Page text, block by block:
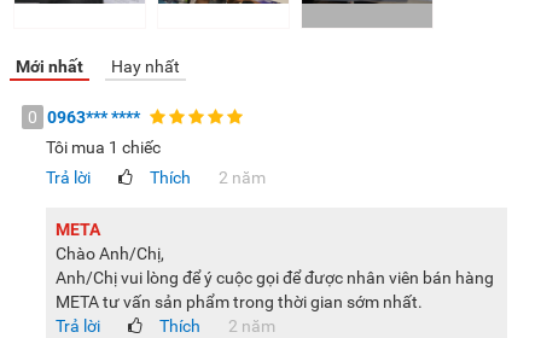
Mới nhất Hay nhất
0 0963*******
Tôi mua 1 chiếc
Trả lời
Thích 2 năm
META
Chào Anh/Chị,
Anh/Chị vui lòng để ý cuộc gọi để được nhân viên bán hàng
META tư vấn sản phẩm trong thời gian sớm nhất.
Trả lời
Thích 2 năm